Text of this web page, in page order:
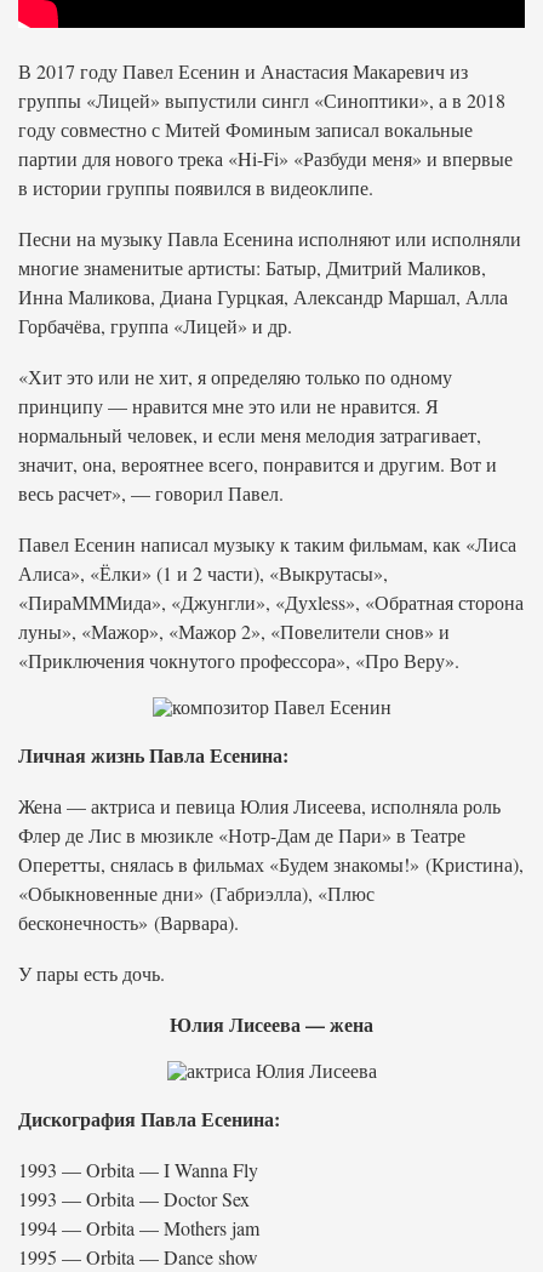
В 2017 году Павел Есенин и Анастасия Макаревич из
группы «Лицей» выпустили сингл «Синоптики», а в 2018
году совместно с Митей Фоминым записал вокальные
партии для нового трека «Hi-Fi» «Разбуди меня» и впервые
в истории группы появился в видеоклипе.
Песни на музыку Павла Есенина исполняют или исполняли
многие знаменитые артисты: Батыр, Дмитрий Маликов,
Инна Маликова, Диана Гурцкая, Александр Маршал, Алла
Горбачёва, группа «Лицей» и др.
«Хит это или не хит, я определяю только по одному
принципу — нравится мне это или не нравится. Я
нормальный человек, и если меня мелодия затрагивает,
значит, она, вероятнее всего, понравится и другим. Вот и
весь расчет», — говорил Павел.
Павел Есенин написал музыку к таким фильмам, как «Лиса
Алиса», «Ёлки» (1 и 2 части), «Выкрутасы»,
«ПираМММида», «Джунгли», «Духless», «Обратная сторона
луны», «Мажор», «Мажор 2», «Повелители снов» и
«Приключения чокнутого профессора», «Про Веру».
Личная жизнь Павла Есенина:
Жена — актриса и певица Юлия Лисеева, исполняла роль
Флер де Лис в мюзикле «Нотр-Дам де Пари» в Театре
Оперетты, снялась в фильмах «Будем знакомы!» (Кристина),
«Обыкновенные дни» (Габриэлла), «Плюс
бесконечность» (Варвара).
У пары есть дочь.
Юлия Лисеева — жена
Дискография Павла Есенина:
1993 — Orbita — I Wanna Fly
1993 — Orbita — Doctor Sex
1994 — Orbita — Mothers jam
1995 — Orbita — Dance show